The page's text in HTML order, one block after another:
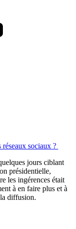
sociaux ?
jours ciblant
présidentielle,
les ingérences était
à en faire plus et à
diffusion.